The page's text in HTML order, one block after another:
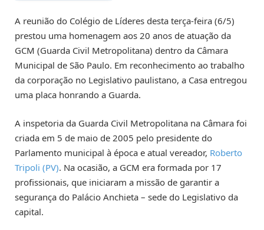
A reunião do Colégio de Líderes desta terça-feira (6/5)
prestou uma homenagem aos 20 anos de atuação da
GCM (Guarda Civil Metropolitana) dentro da Câmara
Municipal de São Paulo. Em reconhecimento ao trabalho
da corporação no Legislativo paulistano, a Casa entregou
uma placa honrando a Guarda.
A inspetoria da Guarda Civil Metropolitana na Câmara foi
criada em 5 de maio de 2005 pelo presidente do
Parlamento municipal à época e atual vereador, Roberto
Tripoli (PV). Na ocasião, a GCM era formada por 17
profissionais, que iniciaram a missão de garantir a
segurança do Palácio Anchieta – sede do Legislativo da
capital.